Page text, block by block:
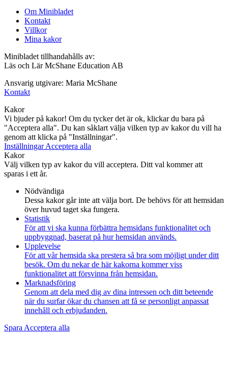
Om Minibladet
Kontakt
Villkor
Mina kakor
Minibladet tillhandahålls av:
Läs och Lär McShane Education AB
Ansvarig utgivare: Maria McShane
Kontakt
Kakor
Vi bjuder på kakor! Om du tycker det är ok, klickar du bara på
"Acceptera alla". Du kan såklart välja vilken typ av kakor du vill ha
genom att klicka på "Inställningar".
InställningarAcceptera alla
Kakor
Välj vilken typ av kakor du vill acceptera. Ditt val kommer att
sparas i ett år.
Nödvändiga
Dessa kakor går inte att välja bort. De behövs för att hemsidan
över huvud taget ska fungera.
Statistik
För att vi ska kunna förbättra hemsidans funktionalitet och
uppbyggnad, baserat på hur hemsidan används.
Upplevelse
För att vår hemsida ska prestera så bra som möjligt under ditt
besök. Om du nekar de här kakorna kommer viss
funktionalitet att försvinna från hemsidan.
Marknadsföring
Genom att dela med dig av dina intressen och ditt beteende
när du surfar ökar du chansen att få se personligt anpassat
innehåll och erbjudanden.
Spara Acceptera alla